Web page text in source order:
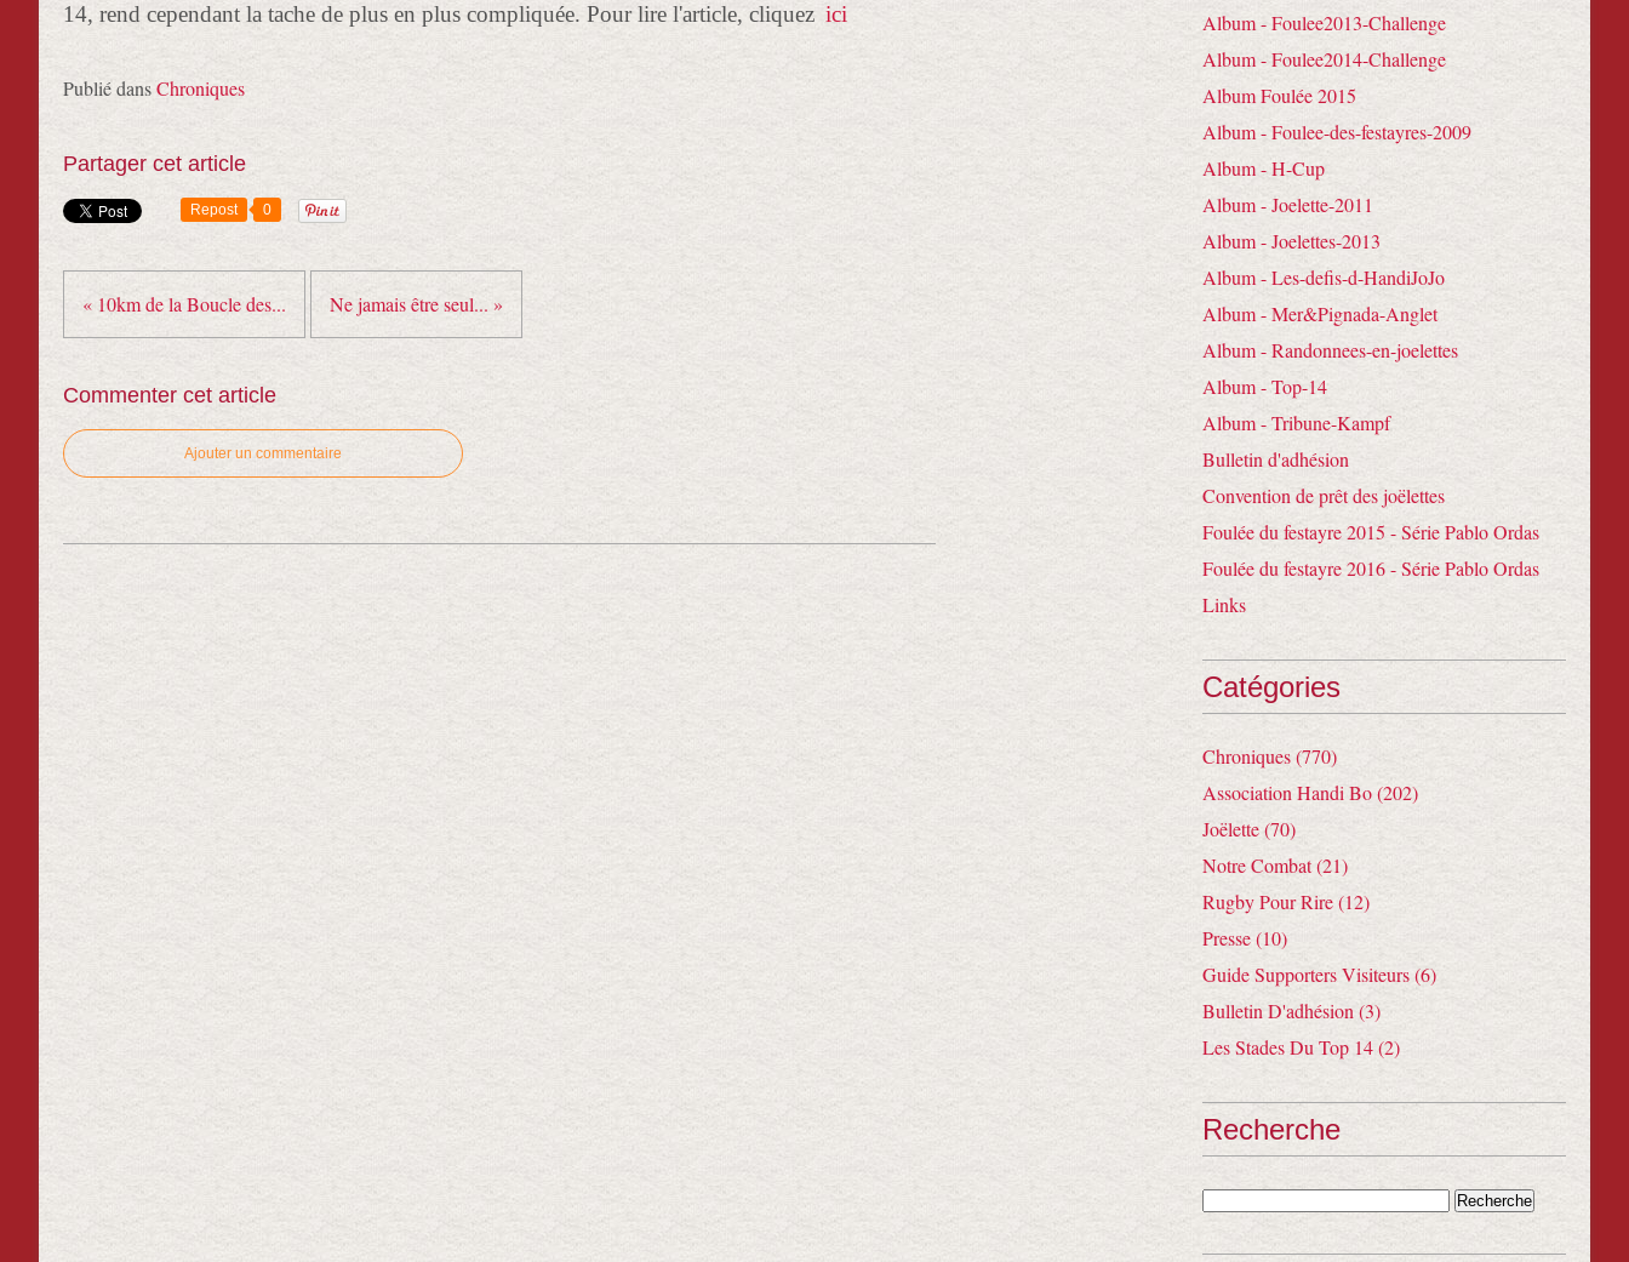
14, rend cependant la tache de plus en plus compliquée. Pour lire l'article, cliquez ici
Publié dansChroniques
Partager cet article
Repost 0
« 10km de la Boucle des... Ne jamais être seul... »
Commenter cet article
Ajouter un commentaire
Album - Foulee2013-Challenge
Album - Foulee2014-Challenge
Album Foulée 2015
Album - Foulee-des-festayres-2009
Album - H-Cup
Album - Joelette-2011
Album - Joelettes-2013
Album - Les-defis-d-HandiJoJo
Album - Mer&Pignada-Anglet
Album - Randonnees-en-joelettes
Album - Top-14
Album - Tribune-Kampf
Bulletin d'adhésion
Convention de prêt des joëlettes
Foulée du festayre 2015 - Série Pablo Ordas
Foulée du festayre 2016 - Série Pablo Ordas
Links
Catégories
Chroniques (770)
Association Handi Bo (202)
Joëlette (70)
Notre Combat (21)
Rugby Pour Rire (12)
Presse (10)
Guide Supporters Visiteurs (6)
Bulletin D'adhésion (3)
Les Stades Du Top 14 (2)
Recherche